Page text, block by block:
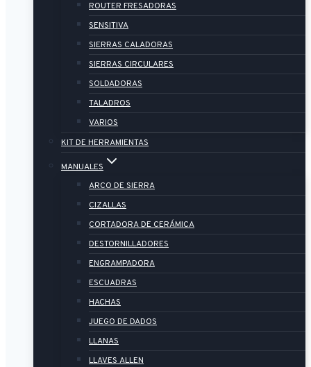
ROUTER FRESADORAS
SENSITIVA
SIERRAS CALADORAS
SIERRAS CIRCULARES
SOLDADORAS
TALADROS
VARIOS
KIT DE HERRAMIENTAS
MANUALES
ARCO DE SIERRA
CIZALLAS
CORTADORA DE CERÁMICA
DESTORNILLADORES
ENGRAMPADORA
ESCUADRAS
HACHAS
JUEGO DE DADOS
LLANAS
LLAVES ALLEN